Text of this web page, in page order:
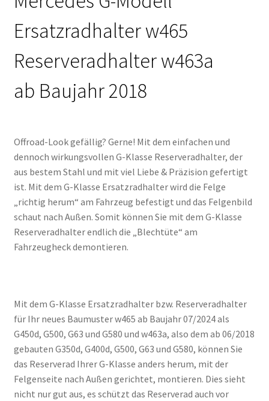
Ersatzradhalter w465
Reserveradhalter w463a
ab Baujahr 2018
Offroad-Look gefällig? Gerne! Mit dem einfachen und
dennoch wirkungsvollen G-Klasse Reserveradhalter, der
aus bestem Stahl und mit viel Liebe & Präzision gefertigt
ist. Mit dem G-Klasse Ersatzradhalter wird die Felge
„richtig herum“ am Fahrzeug befestigt und das Felgenbild
schaut nach Außen. Somit können Sie mit dem G-Klasse
Reserveradhalter endlich die „Blechtüte“ am
Fahrzeugheck demontieren.
Mit dem G-Klasse Ersatzradhalter bzw. Reserveradhalter
für Ihr neues Baumuster w465 ab Baujahr 07/2024 als
G450d, G500, G63 und G580 und w463a, also dem ab 06/2018
gebauten G350d, G400d, G500, G63 und G580, können Sie
das Reserverad Ihrer G-Klasse anders herum, mit der
Felgenseite nach Außen gerichtet, montieren. Dies sieht
nicht nur gut aus, es schützt das Reserverad auch vor